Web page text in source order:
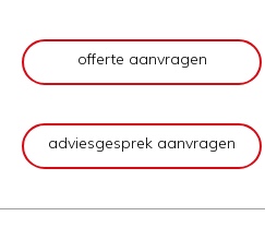
offerte aanvragen
adviesgesprek aanvragen